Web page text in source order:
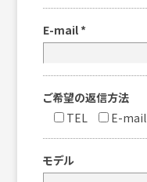
E-mail *
ご希望の返信方法
TEL
E-mail
モデル